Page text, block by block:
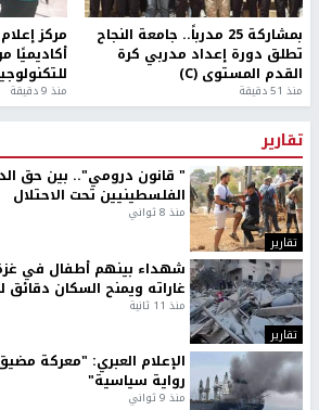
بمشاركة 25 مدرباً.. جامعة النجاح
تطلق دورة إعداد مدربي كرة
القدم المستوى (C)
منذ 51 دقيقة
مركز
أكاديميًا
منذ 9 دقيقة
تقارير
تقارير
" قانون درومي".. بين حق
الفلسطينيين تحت الاحتلال
منذ 8 ثواني
تقارير
شهداء بينهم أطفال في
غاراته ويمنح السكان دقائق
منذ 11 ثانية
الإعلام العبري: "معركة
رواية سياسية"
منذ 9 ثواني